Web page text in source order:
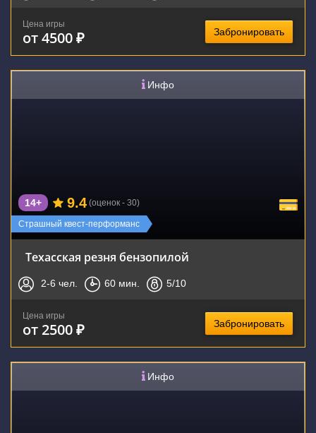
Цена игры
от 4500 ₽ Забронировать
Инфо
Страшный квест-перформанс
14+ 9.4 (оценок - 30)
Техасская резня бензопилой
2-6 чел. 60 мин. 5/10
Цена игры
от 2500 ₽ Забронировать
Инфо